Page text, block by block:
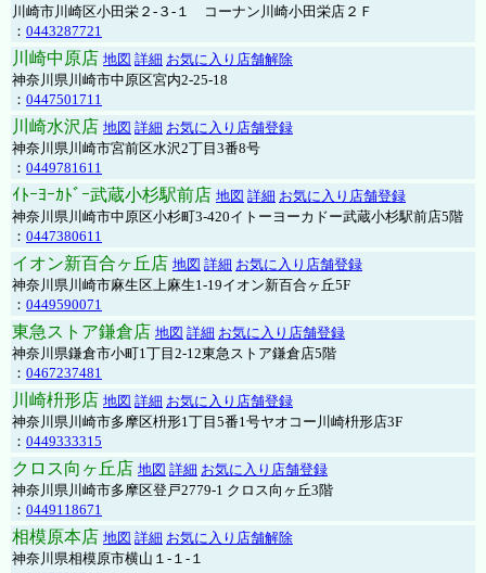
川崎市川崎区小田栄２‐３‐１ コーナン川崎小田栄店２Ｆ
： 0443287721
川崎中原店 地図 詳細 お気に入り店舗解除
神奈川県川崎市中原区宮内2-25-18
： 0447501711
川崎水沢店 地図 詳細 お気に入り店舗登録
神奈川県川崎市宮前区水沢2丁目3番8号
： 0449781611
ｲﾄｰﾖｰｶﾄﾞｰ武蔵小杉駅前店 地図 詳細 お気に入り店舗登録
神奈川県川崎市中原区小杉町3-420イトーヨーカドー武蔵小杉駅前店5階
： 0447380611
イオン新百合ヶ丘店 地図 詳細 お気に入り店舗登録
神奈川県川崎市麻生区上麻生1-19イオン新百合ヶ丘5F
： 0449590071
東急ストア鎌倉店 地図 詳細 お気に入り店舗登録
神奈川県鎌倉市小町1丁目2-12東急ストア鎌倉店5階
： 0467237481
川崎枡形店 地図 詳細 お気に入り店舗登録
神奈川県川崎市多摩区枡形1丁目5番1号ヤオコー川崎枡形店3F
： 0449333315
クロス向ヶ丘店 地図 詳細 お気に入り店舗登録
神奈川県川崎市多摩区登戸2779-1 クロス向ヶ丘3階
： 0449118671
相模原本店 地図 詳細 お気に入り店舗解除
神奈川県相模原市横山１-１-１